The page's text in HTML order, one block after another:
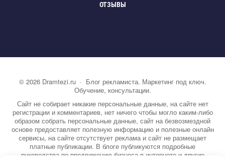
ОТЗЫВЫ
© 2026 Dramtezi.ru· Блог рекламиста. Маркетинг под ключ.
Обучение, консультации.
Сайт не собирает никакие персональные данные, на сайте нет
регистрации и комментариев, нет ничего чтобы могло каким-либо
образом собрать персональные данные, сайт на безвозмездной
основе предоставляет полезную информацию и полезные онлайн
сервисы, на сайте отсутствует реклама и сайт не размещает
платные публикации. В блоге публикуются подробные
руководства по продвижению бизнеса в интернете и другие